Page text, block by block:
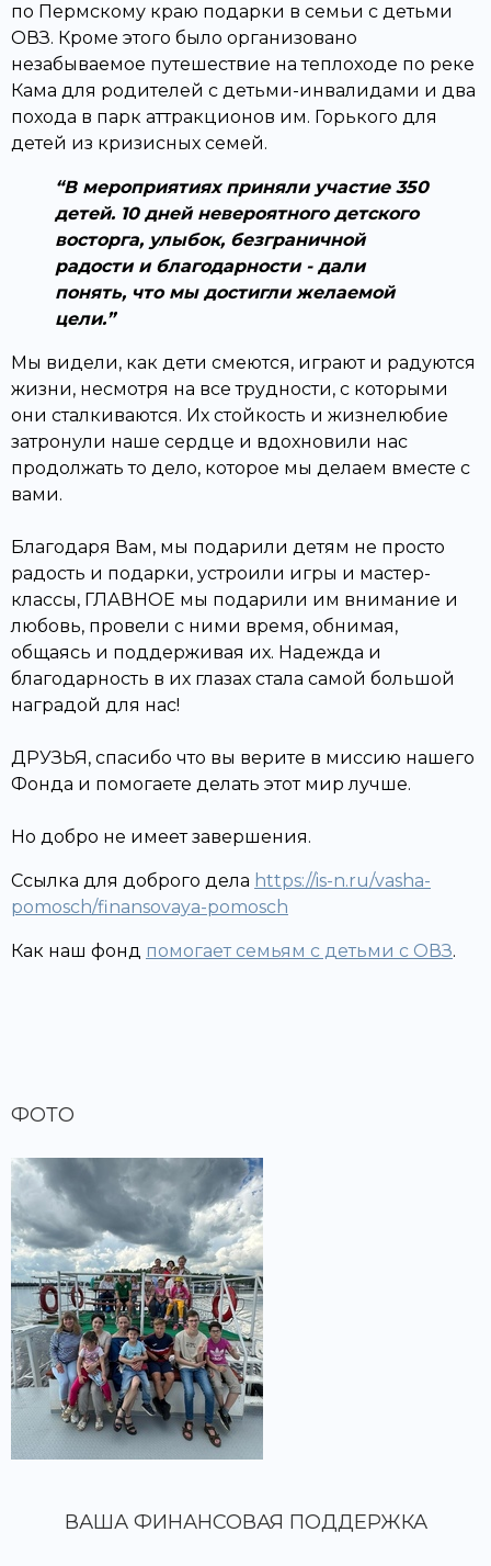
по Пермскому краю подарки в семьи с детьми
ОВЗ. Кроме этого было организовано
незабываемое путешествие на теплоходе по реке
Кама для родителей с детьми-инвалидами и два
похода в парк аттракционов им. Горького для
детей из кризисных семей.
В мероприятиях приняли участие 350
детей. 10 дней невероятного детского
восторга, улыбок, безграничной
радости и благодарности - дали
понять, что мы достигли желаемой
цели.
Мы видели, как дети смеются, играют и радуются
жизни, несмотря на все трудности, с которыми
они сталкиваются. Их стойкость и жизнелюбие
затронули наше сердце и вдохновили нас
продолжать то дело, которое мы делаем вместе с
вами.
Благодаря Вам, мы подарили детям не просто
радость и подарки, устроили игры и мастер-
классы, ГЛАВНОЕ мы подарили им внимание и
любовь, провели с ними время, обнимая,
общаясь и поддерживая их. Надежда и
благодарность в их глазах стала самой большой
наградой для нас!
ДРУЗЬЯ, спасибо что вы верите в миссию нашего
Фонда и помогаете делать этот мир лучше.
Но добро не имеет завершения.
Ссылка для доброго дела https://is-n.ru/vasha-
pomosch/finansovaya-pomosch
Как наш фонд помогает семьям с детьми с ОВЗ.
ФОТО
ВАША ФИНАНСОВАЯ ПОДДЕРЖКА